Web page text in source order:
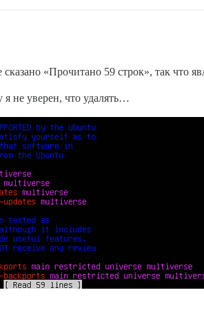
«Прочитано 59 строк», так что
не уверен, что удалять…